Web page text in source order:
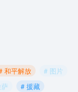
和平解放
# 图片
# 援藏